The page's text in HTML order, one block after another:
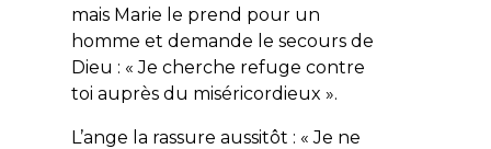
mais Marie le prend pour un
homme et demande le secours de
Dieu : «Je cherche refuge contre
toi auprès du miséricordieux ».
L’ange la rassure aussitôt : « Je ne